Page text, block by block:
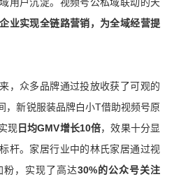
业实现全链路营销，为全域经营提
，众多品牌通过投放收获了可观的
，新锐服装品牌白小T借助视频号原
现 日均GMV增长10倍，效果十分显
杆。家居行业中的林氏家居通过视
粉，实现了高达30%的公众号关注